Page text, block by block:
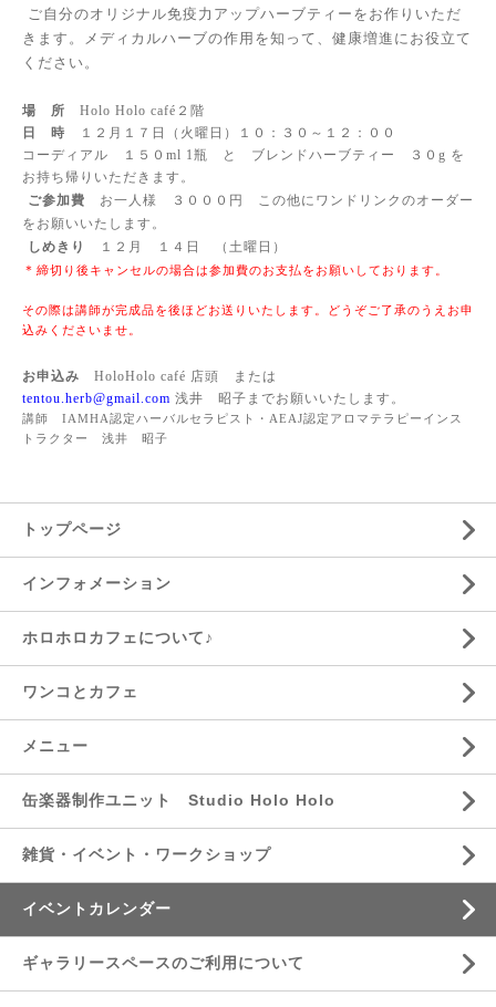
ご自分のオリジナル免疫力アップハーブティーをお作りいただ
きます。メディカルハーブの作用を知って、健康増進にお役立て
ください。
場 所 Holo Holo café ２階
日 時
１２月１７日（火曜日）
１０：３０～１２：００
コーディアル １５０ ml 1瓶 と ブレンドハーブティー ３０ g を
お持ち帰りいただきます。
ご参加費 お一人様 ３０００円 この他にワンドリンクのオーダー
をお願いいたします。
しめきり
１２月 １４日 （土曜日）
＊ 締切り後キャンセルの場合は参加費のお支払をお願いしております。
その際は講師が完成品を後ほどお送りいたします。どうぞご了承のうえお申
込みくださいませ。
お申込み HoloHolo café 店頭 または
tentou.herb@gmail.com 浅井 昭子までお願いいたします。
講師 IAMHA認定ハーバルセラピスト・ AEAJ認定アロマテラピーインス
トラクター 浅井 昭子
トップページ
インフォメーション
ホロホロカフェについて♪
ワンコとカフェ
メニュー
缶楽器制作ユニット Studio Holo Holo
雑貨・イベント・ワークショップ
イベントカレンダー
ギャラリースペースのご利用について